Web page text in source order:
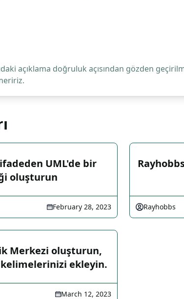
açıklama doğruluk açısından gözden
UML'de bir
oluşturun
February 28, 2023 Rayhobbs
Merkezi oluşturun,
ekleyin.
March 12, 2023